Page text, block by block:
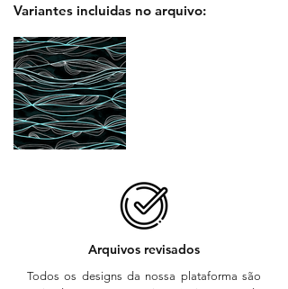
Variantes incluidas no arquivo:
Arquivos revisados
Todos os designs da nossa plataforma são